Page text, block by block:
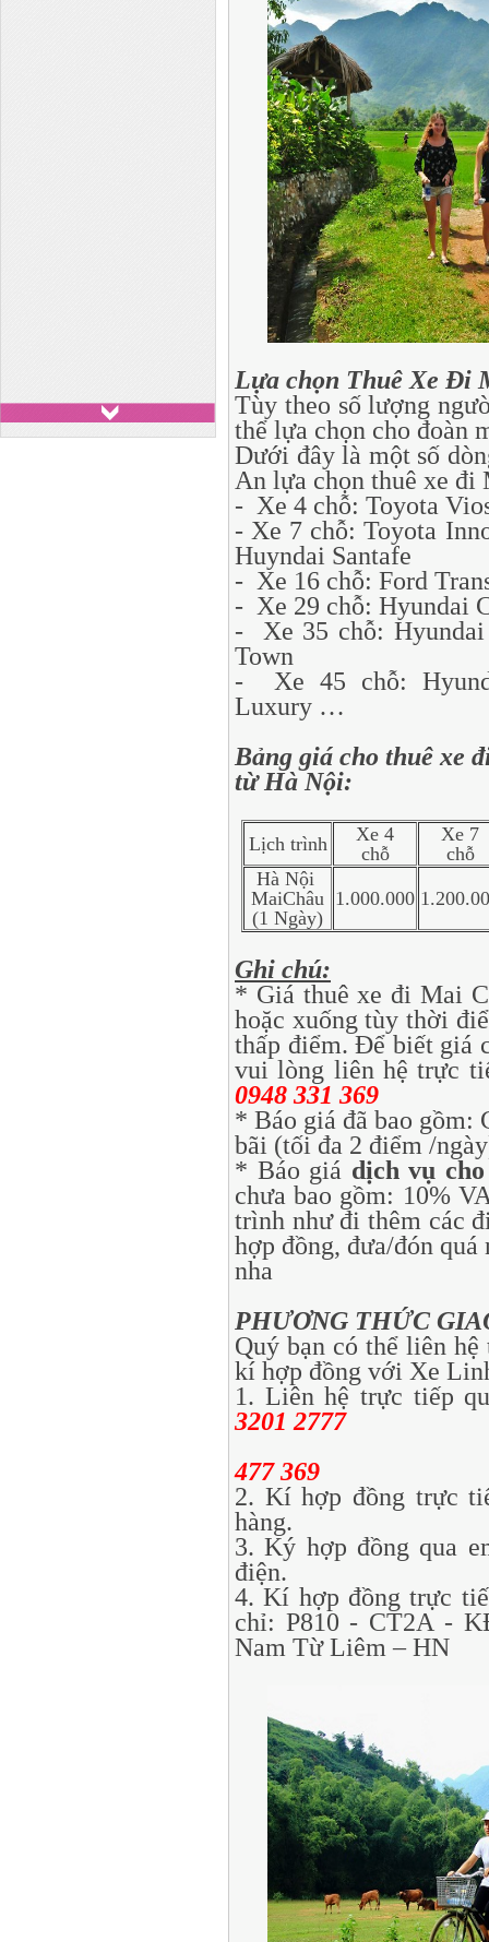
Lựa chọn Thuê Xe Đi
Tùy theo số lượng
thể lựa chọn cho đoàn
Dưới đây là một số
An lựa chọn thuê xe đi
- Xe 4 chỗ: Toyota
- Xe 7 chỗ: Toyota
Huyndai Santafe
- Xe 16 chỗ: Ford
- Xe 29 chỗ: Hyundai
- Xe 35 chỗ: Hyundai
Town
- Xe 45 chỗ:
Luxury …
Bảng giá cho thuê xe
từ Hà Nội:
Lịch trình
Xe 4
chỗ
Xe 7
chỗ
Hà Nội
MaiChâu
(1 Ngày)
1.000.000
Ghi chú:
* Giá thuê xe đi Mai
hoặc xuống tùy thời
thấp điểm. Để biết giá
vui lòng liên hệ trực
0948 331 369
* Báo giá đã bao gồm:
bãi (tối đa 2 điểm /
* Báo giá dịch vụ
chưa bao gồm: 10%
trình như đi thêm các
hợp đồng, đưa/đón
nha
PHƯƠNG THỨC
Quý bạn có thể liên
kí hợp đồng với Xe
1. Liên hệ trực tiếp
3201 2777
477 369
2. Kí hợp đồng trực
hàng.
3. Ký hợp đồng qua
điện.
4. Kí hợp đồng trực
chỉ: P810 - CT2A -
Nam Từ Liêm – HN